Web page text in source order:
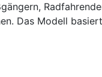
Das Modell